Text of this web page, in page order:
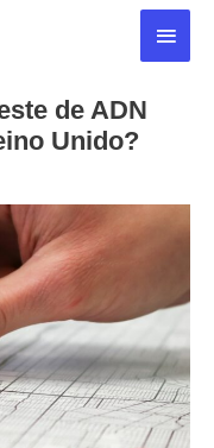
de ADN
Unido?